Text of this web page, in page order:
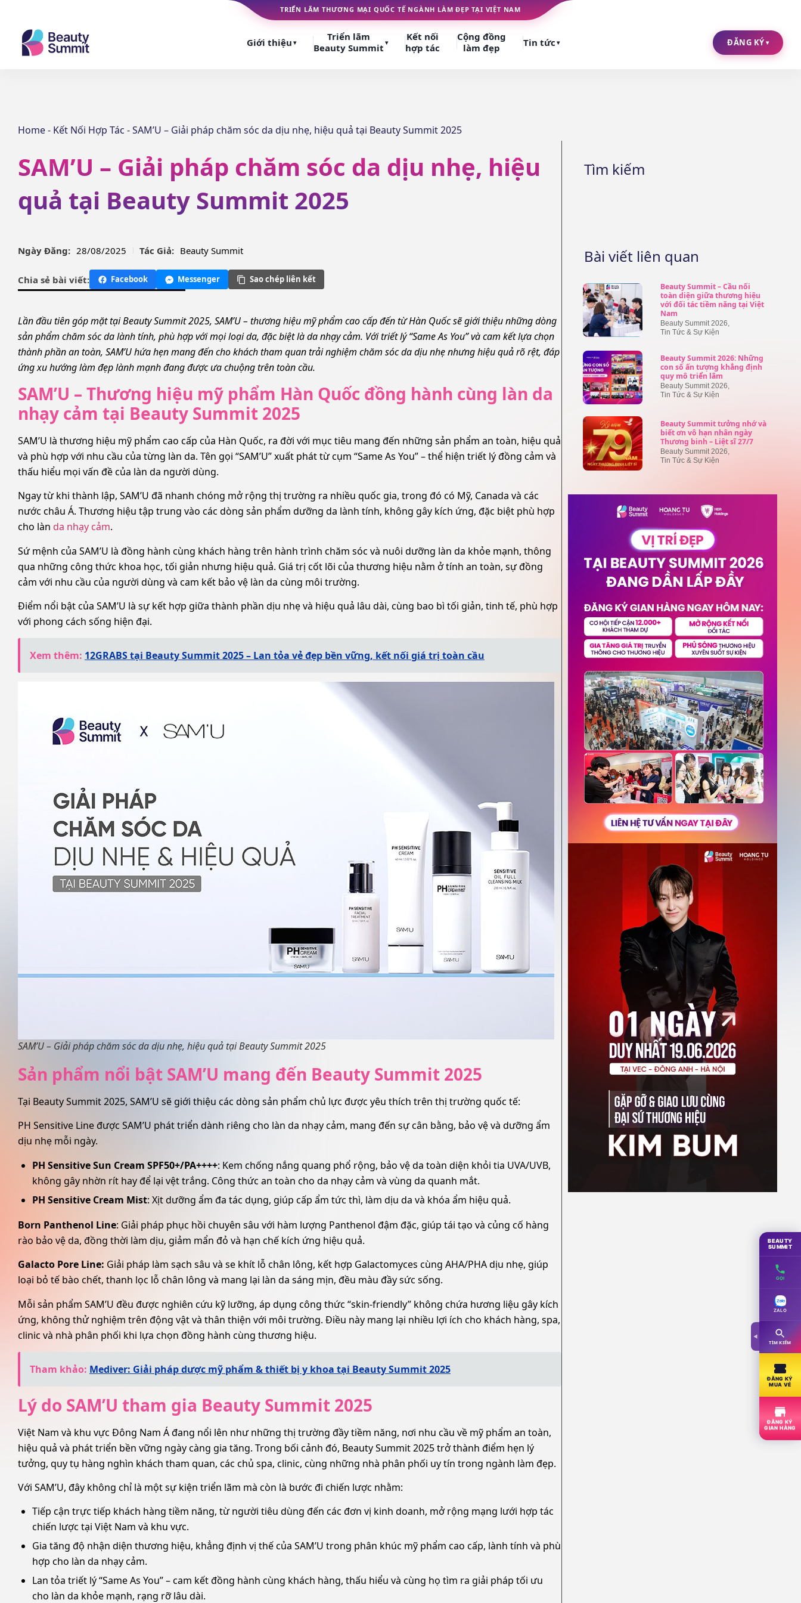
TRIỂN LÃM THƯƠNG MẠI QUỐC TẾ NGÀNH LÀM ĐẸP TẠI VIỆT NAM
Giới thiệu ▾
Triển lãm
Beauty Summit ▾
Kết nối
hợp tác
Cộng đồng
làm đẹp
Tin tức ▾ ĐĂNG KÝ ▾
Home- Kết Nối Hợp Tác -SAM’U – Giải pháp chăm sóc da dịu nhẹ, hiệu quả tại Beauty Summit 2025
SAM’U – Giải pháp chăm sóc da dịu nhẹ, hiệu
quả tại Beauty Summit 2025
Ngày Đăng: 28/08/2025 Tác Giả: Beauty Summit
Chia sẻ bài viết: Facebook Messenger Sao chép liên kết
Lần đầu tiên góp mặt tại Beauty Summit 2025, SAM’U – thương hiệu mỹ phẩm cao cấp đến từ Hàn Quốc sẽ giới thiệu những dòng
sản phẩm chăm sóc da lành tính, phù hợp với mọi loại da, đặc biệt là da nhạy cảm. Với triết lý “Same As You” và cam kết lựa chọn
thành phần an toàn, SAM’U hứa hẹn mang đến cho khách tham quan trải nghiệm chăm sóc da dịu nhẹ nhưng hiệu quả rõ rệt, đáp
ứng xu hướng làm đẹp lành mạnh đang được ưa chuộng trên toàn cầu.
SAM’U – Thương hiệu mỹ phẩm Hàn Quốc đồng hành cùng làn da
nhạy cảm tại Beauty Summit 2025
SAM’U là thương hiệu mỹ phẩm cao cấp của Hàn Quốc, ra đời với mục tiêu mang đến những sản phẩm an toàn, hiệu quả
và phù hợp với nhu cầu của từng làn da. Tên gọi “SAM’U” xuất phát từ cụm “Same As You” – thể hiện triết lý đồng cảm và
thấu hiểu mọi vấn đề của làn da người dùng.
Ngay từ khi thành lập, SAM’U đã nhanh chóng mở rộng thị trường ra nhiều quốc gia, trong đó có Mỹ, Canada và các
nước châu Á. Thương hiệu tập trung vào các dòng sản phẩm dưỡng da lành tính, không gây kích ứng, đặc biệt phù hợp
cho làn da nhạy cảm.
Sứ mệnh của SAM’U là đồng hành cùng khách hàng trên hành trình chăm sóc và nuôi dưỡng làn da khỏe mạnh, thông
qua những công thức khoa học, tối giản nhưng hiệu quả. Giá trị cốt lõi của thương hiệu nằm ở tính an toàn, sự đồng
cảm với nhu cầu của người dùng và cam kết bảo vệ làn da cùng môi trường.
Điểm nổi bật của SAM’U là sự kết hợp giữa thành phần dịu nhẹ và hiệu quả lâu dài, cùng bao bì tối giản, tinh tế, phù hợp
với phong cách sống hiện đại.
Xem thêm: 12GRABS tại Beauty Summit 2025 – Lan tỏa vẻ đẹp bền vững, kết nối giá trị toàn cầu
SAM’U – Giải pháp chăm sóc da dịu nhẹ, hiệu quả tại Beauty Summit 2025
Sản phẩm nổi bật SAM’U mang đến Beauty Summit 2025
Tại Beauty Summit 2025, SAM’U sẽ giới thiệu các dòng sản phẩm chủ lực được yêu thích trên thị trường quốc tế:
PH Sensitive Line được SAM’U phát triển dành riêng cho làn da nhạy cảm, mang đến sự cân bằng, bảo vệ và dưỡng ẩm
dịu nhẹ mỗi ngày.
PH Sensitive Sun Cream SPF50+/PA++++: Kem chống nắng quang phổ rộng, bảo vệ da toàn diện khỏi tia UVA/UVB,
không gây nhờn rít hay để lại vệt trắng. Công thức an toàn cho da nhạy cảm và vùng da quanh mắt.
PH Sensitive Cream Mist: Xịt dưỡng ẩm đa tác dụng, giúp cấp ẩm tức thì, làm dịu da và khóa ẩm hiệu quả.
Born Panthenol Line: Giải pháp phục hồi chuyên sâu với hàm lượng Panthenol đậm đặc, giúp tái tạo và củng cố hàng
rào bảo vệ da, đồng thời làm dịu, giảm mẩn đỏ và hạn chế kích ứng hiệu quả.
Galacto Pore Line: Giải pháp làm sạch sâu và se khít lỗ chân lông, kết hợp Galactomyces cùng AHA/PHA dịu nhẹ, giúp
loại bỏ tế bào chết, thanh lọc lỗ chân lông và mang lại làn da sáng mịn, đều màu đầy sức sống.
Mỗi sản phẩm SAM’U đều được nghiên cứu kỹ lưỡng, áp dụng công thức “skin-friendly” không chứa hương liệu gây kích
ứng, không thử nghiệm trên động vật và thân thiện với môi trường. Điều này mang lại nhiều lợi ích cho khách hàng, spa,
clinic và nhà phân phối khi lựa chọn đồng hành cùng thương hiệu.
Tham khảo: Mediver: Giải pháp dược mỹ phẩm & thiết bị y khoa tại Beauty Summit 2025
Lý do SAM’U tham gia Beauty Summit 2025
Việt Nam và khu vực Đông Nam Á đang nổi lên như những thị trường đầy tiềm năng, nơi nhu cầu về mỹ phẩm an toàn,
hiệu quả và phát triển bền vững ngày càng gia tăng. Trong bối cảnh đó, Beauty Summit 2025 trở thành điểm hẹn lý
tưởng, quy tụ hàng nghìn khách tham quan, các chủ spa, clinic, cùng những nhà phân phối uy tín trong ngành làm đẹp.
Với SAM’U, đây không chỉ là một sự kiện triển lãm mà còn là bước đi chiến lược nhằm:
Tiếp cận trực tiếp khách hàng tiềm năng, từ người tiêu dùng đến các đơn vị kinh doanh, mở rộng mạng lưới hợp tác
chiến lược tại Việt Nam và khu vực.
Gia tăng độ nhận diện thương hiệu, khẳng định vị thế của SAM’U trong phân khúc mỹ phẩm cao cấp, lành tính và phù
hợp cho làn da nhạy cảm.
Lan tỏa triết lý “Same As You” – cam kết đồng hành cùng khách hàng, thấu hiểu và cùng họ tìm ra giải pháp tối ưu
cho làn da khỏe mạnh, rạng rỡ lâu dài.
Tìm kiếm
Bài viết liên quan
Beauty Summit – Cầu nối
toàn diện giữa thương hiệu
với đối tác tiềm năng tại Việt
Nam
Beauty Summit 2026
Tin Tức & Sự Kiện
Beauty Summit 2026: Những
con số ấn tượng khẳng định
quy mô triển lãm
Beauty Summit 2026,
Tin Tức & Sự Kiện
Beauty Summit tưởng nhớ và
biết ơn vô hạn nhân ngày
Thương binh – Liệt sĩ 27/7
Beauty Summit 2026,
Tin Tức & Sự Kiện
◀
BEAUTY
SUMMIT
GỌI
ZALO
TÌM KIẾM
ĐĂNG KÝ
MUA VÉ
ĐĂNG KÝ
GIAN HÀNG